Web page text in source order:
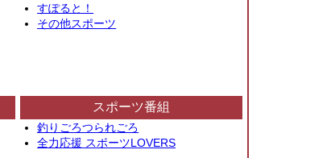
すぽると！
その他スポーツ
スポーツ番組
釣りごろつられごろ
全力応援 スポーツLOVERS